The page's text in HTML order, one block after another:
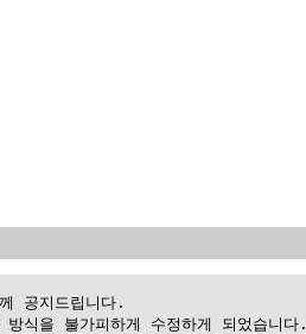
공지드립니다.
식을 불가피하게 수정하게 되었습니다.